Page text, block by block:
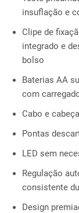
insuflação e
Clipe de
integrado e
bolso
Baterias AA
com
Cabo e
Pontas
LED sem
Regulação
consistente
Design